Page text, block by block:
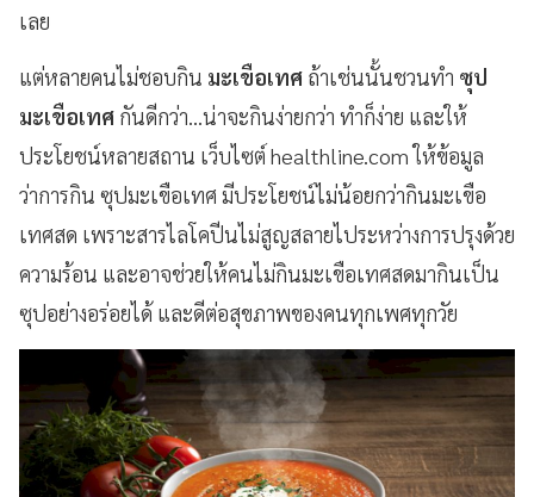
เลย
แต่หลายคนไม่ชอบกิน มะเขือเทศ ถ้าเช่นนั้นชวนทำ ซุป
มะเขือเทศ กันดีกว่า...น่าจะกินง่ายกว่า ทำก็ง่าย และให้
ประโยชน์หลายสถาน เว็บไซต์ healthline.comให้ข้อมูล
ว่าการกิน ซุปมะเขือเทศ มีประโยชน์ไม่น้อยกว่ากินมะเขือ
เทศสด เพราะสารไลโคปีนไม่สูญสลายไประหว่างการปรุงด้วย
ความร้อน และอาจช่วยให้คนไม่กินมะเขือเทศสดมากินเป็น
ซุปอย่างอร่อยได้ และดีต่อสุขภาพของคนทุกเพศทุกวัย